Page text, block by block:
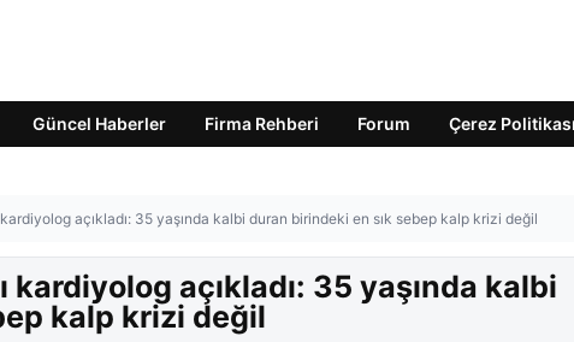
Güncel Haberler Firma Rehberi Forum Çerez Politikası
kardiyolog açıkladı: 35 yaşında kalbi duran birindeki en sık sebep kalp krizi değil
kardiyolog açıkladı: 35 yaşında kalbi
kalp krizi değil